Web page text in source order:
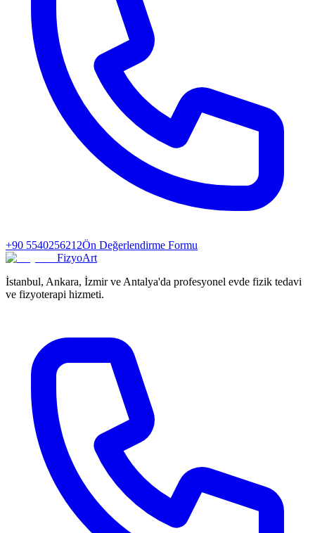
+90 5540256212Ön Değerlendirme Formu
FizyoArt
İstanbul, Ankara, İzmir ve Antalya'da profesyonel evde fizik tedavi
ve fizyoterapi hizmeti.